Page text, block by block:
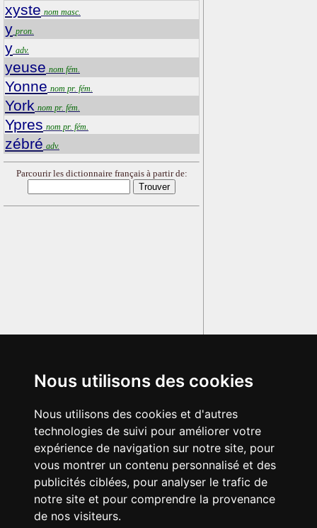
Nous utilisons des cookies
Nous utilisons des cookies et d'autres
technologies de suivi pour améliorer votre
expérience de navigation sur notre site, pour
vous montrer un contenu personnalisé et des
publicités ciblées, pour analyser le trafic de
notre site et pour comprendre la provenance
de nos visiteurs.
xyste nom masc.
y pron.
y adv.
yeuse nom fém.
Yonne nom pr. fém.
York nom pr. fém.
Ypres nom pr. fém.
zébré adv.
Parcourir les dictionnaire français à partir de: